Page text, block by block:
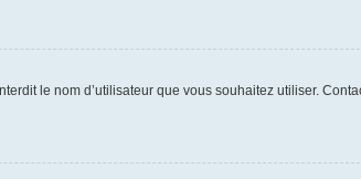
le nom d’utilisateur que vous souhaitez utiliser.